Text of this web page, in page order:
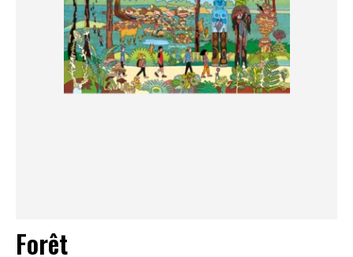
Forêt